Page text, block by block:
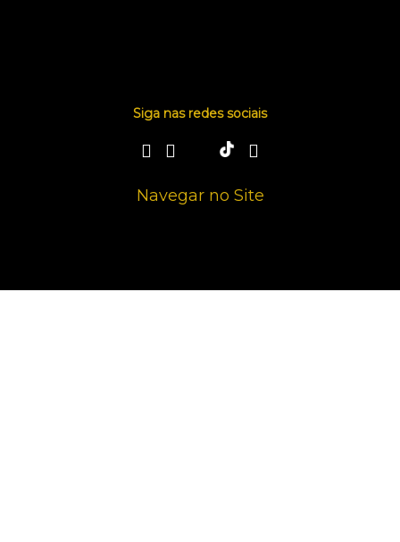
Siga nas redes sociais
Navegar no Site